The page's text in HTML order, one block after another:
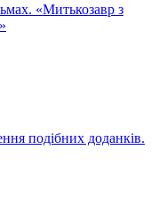
«Митькозавр з
подібних доданків.